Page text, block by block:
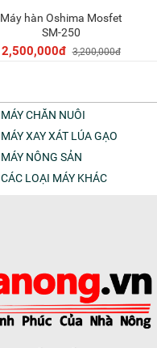
Thêm vào giỏ
Máy hàn Oshima Mosfet
SM-250
2,500,000đ 3,200,000đ
MÁY CHĂN NUÔI
MÁY XAY XÁT LÚA GẠO
MÁY NÔNG SẢN
CÁC LOẠI MÁY KHÁC